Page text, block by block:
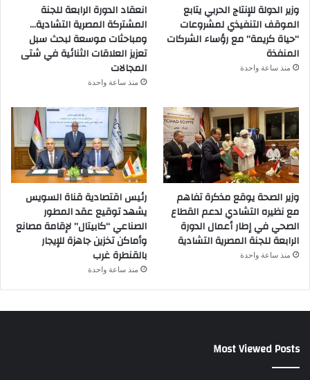
وزير الدولة للإنتاج الحربي يتابع
الموقف التنفيذي لمشروعات
“حياة كريمة” مع رؤساء الشركات
المنفذة
منذ ساعة واحدة
انعقاد الدورة الرابعة للجنة
المشتركة المصرية التشادية…
ومباحثات موسعة لبحث سبل
تعزيز العلاقات الثنائية في شتى
المجالات
منذ ساعة واحدة
وزير الصحة يوقع مذكرة تفاهم
مع نظيره التشادي لدعم القطاع
الصحي في إطار أعمال الدورة
الرابعة للجنة المصرية التشادية
منذ ساعة واحدة
رئيس اقتصادية قناة السويس
يشهد توقيع عقد المطور
الصناعي “كابيتال” لإقامة مصانع
وأماكن تخزين جاهزة للإيجار
بالقنطرة غرب
منذ ساعة واحدة
Most Viewed Posts